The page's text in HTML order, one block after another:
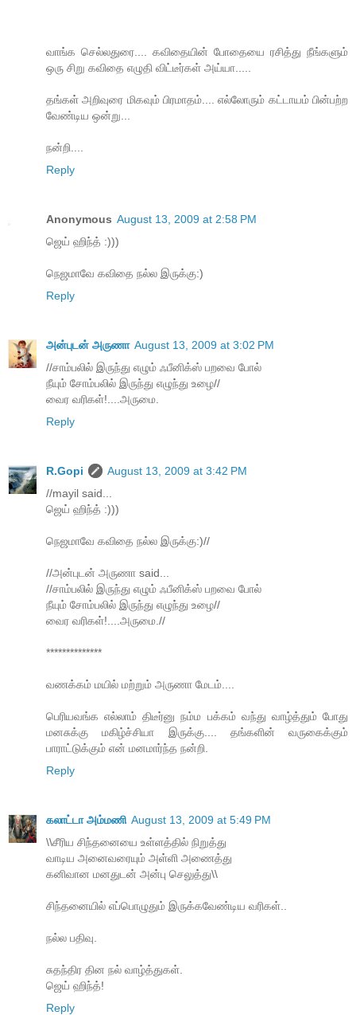
வாங்க‌ செல்ல‌துரை.... க‌விதையின் போதையை ர‌சித்து நீங்க‌ளும்
ஒரு சிறு க‌விதை எழுதி விட்டீர்க‌ள் அய்யா.....
தங்க‌ள் அறிவுரை மிக‌வும் பிர‌மாத‌ம்.... எல்லோரும் க‌ட்டாய‌ம் பின்ப‌ற்ற‌
வேண்டிய‌ ஒன்று...
ந‌ன்றி....
Reply
Anonymous August 13, 2009 at 2:58 PM
ஜெய் ஹிந்த் :)))
நெஜமாவே கவிதை நல்ல இருக்கு:)
Reply
அன்புடன் அருணா August 13, 2009 at 3:02 PM
//சாம்பலில் இருந்து எழும் ஃபீனிக்ஸ் பறவை போல்
நீயும் சோம்பலில் இருந்து எழுந்து உழை//
வைர வரிகள்!....அருமை.
Reply
R.Gopi
August 13, 2009 at 3:42 PM
//mayil said...
ஜெய் ஹிந்த் :)))
நெஜமாவே கவிதை நல்ல இருக்கு:)//
//அன்புடன் அருணா said...
//சாம்பலில் இருந்து எழும் ஃபீனிக்ஸ் பறவை போல்
நீயும் சோம்பலில் இருந்து எழுந்து உழை//
வைர வரிகள்!....அருமை.//
**************
வணக்கம் மயில் மற்றும் அருணா மேடம்....
பெரியவங்க எல்லாம் திடீர்னு நம்ம பக்கம் வந்து வாழ்த்தும் போது
மனசுக்கு மகிழ்ச்சியா இருக்கு.... தங்களின் வருகைக்கும்
பாராட்டுக்கும் என் மனமார்ந்த ந‌ன்றி.
Reply
கலாட்டா அம்மணி August 13, 2009 at 5:49 PM
\\சீரிய சிந்தனையை உள்ளத்தில் நிறுத்து
வாடிய அனைவரையும் அள்ளி அணைத்து
கனிவான மனதுடன் அன்பு செலுத்து\\
சிந்தனையில் எப்பொழுதும் இருக்கவேண்டிய வரிகள்..
நல்ல பதிவு.
சுதந்திர தின நல் வாழ்த்துகள்.
ஜெய் ஹிந்த்!
Reply